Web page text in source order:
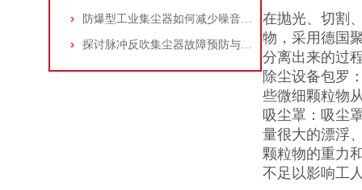
防爆型工业集尘器如何减少噪音?三个方法轻松解决
探讨脉冲反吹集尘器故障预防与维护要点
在抛光、切割
物，采用德国
分离出来的过
除尘设备包罗
些微细颗粒物
吸尘罩：吸尘
量很大的漂浮
颗粒物的重力
不足以影响工